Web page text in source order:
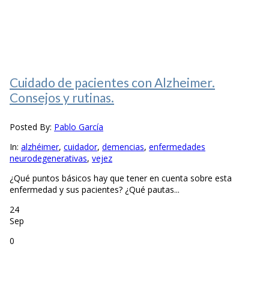
Cuidado de pacientes con Alzheimer.
Consejos y rutinas.
Posted By: Pablo García
In: alzhéimer, cuidador, demencias, enfermedades
neurodegenerativas, vejez
¿Qué puntos básicos hay que tener en cuenta sobre esta
enfermedad y sus pacientes? ¿Qué pautas...
24
Sep
0